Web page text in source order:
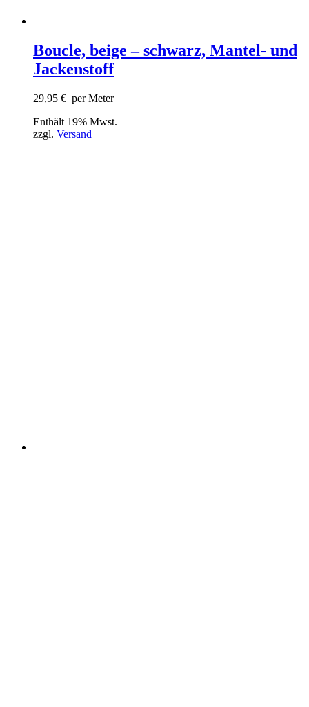
Boucle, beige – schwarz, Mantel- und
Jackenstoff
29,95 € per Meter
Enthält 19% Mwst.
zzgl. Versand